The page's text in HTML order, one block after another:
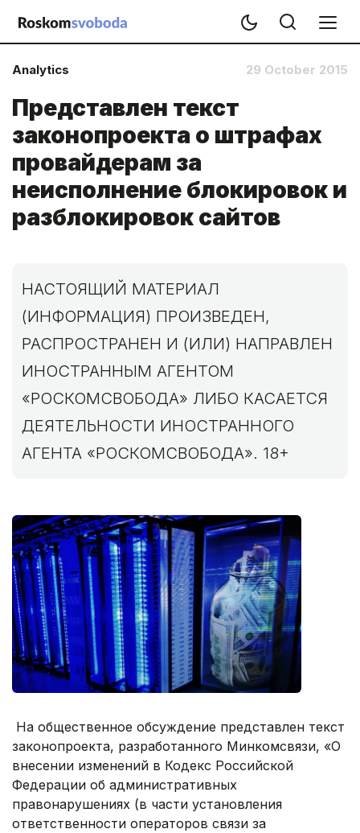
Analytics 29 October 2015
Представлен текст
законопроекта о штрафах
провайдерам за
неисполнение блокировок и
разблокировок сайтов
НАСТОЯЩИЙ МАТЕРИАЛ
(ИНФОРМАЦИЯ) ПРОИЗВЕДЕН,
РАСПРОСТРАНЕН И (ИЛИ) НАПРАВЛЕН
ИНОСТРАННЫМ АГЕНТОМ
«РОСКОМСВОБОДА» ЛИБО КАСАЕТСЯ
ДЕЯТЕЛЬНОСТИ ИНОСТРАННОГО
АГЕНТА «РОСКОМСВОБОДА». 18+
На общественное обсуждение представлен текст
законопроекта, разработанного Минкомсвязи, «О
внесении изменений в Кодекс Российской
Федерации об административных
правонарушениях (в части установления
ответственности операторов связи за